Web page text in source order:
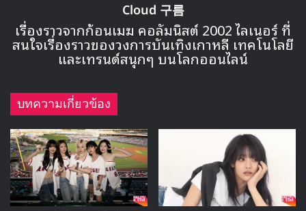
🎙GYUBIN ปลื้มเมืองไทยขนาดไหน? ถึงกลับมาถ่าย
MV เพลงใหม่ LIKE U 100 ที่กรุงเทพ
▶ คลิกดูสัมภาษณ์พิเศษ
Cloud 구름
เรื่องราวจากก้อนเมฆ คอลัมนิสต์ 2002 ไลเนอร์ ที่
สนใจเรื่องราวของวงการบันเทิงเกาหลี เทคโนโลยี
และเทรนด์สนุกๆ บนโลกออนไลน์
บทความเกี่ยวข้อง